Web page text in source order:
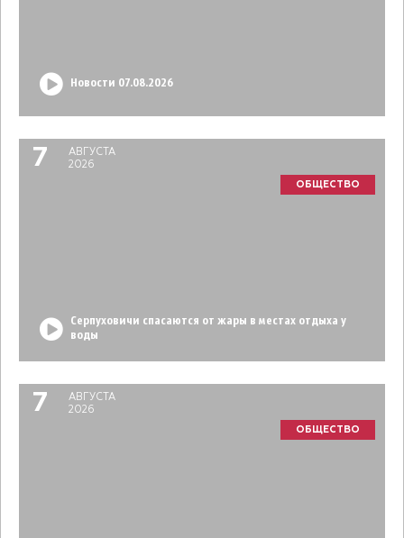
Новости 07.08.2026
7
АВГУСТА
2026
ОБЩЕСТВО
Серпуховичи спасаются от жары в местах отдыха у
воды
7
АВГУСТА
2026
ОБЩЕСТВО